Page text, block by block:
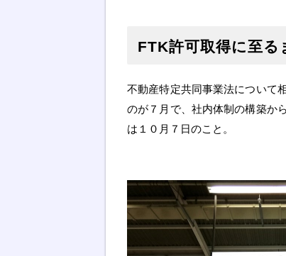
FTK許可取得に至る
不動産特定共同事業法について
のが７月で、社内体制の構築か
は１０月７日のこと。